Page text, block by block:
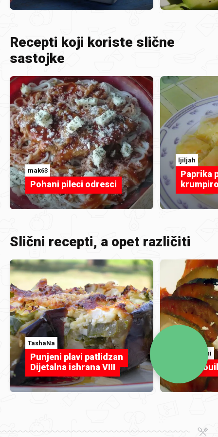
Recepti koji koriste slične
sastojke
mak63
Pohani pileci odresci
ljiljah
Paprika
Slični recepti, a opet različiti
TashaNa
Punjeni plavi patlidzan
Dijetalna ishrana VIII
SaniAmani